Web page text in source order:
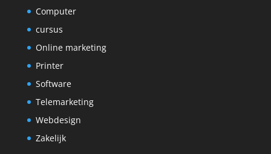
Computer
cursus
Online marketing
Printer
Software
Telemarketing
Webdesign
Zakelijk